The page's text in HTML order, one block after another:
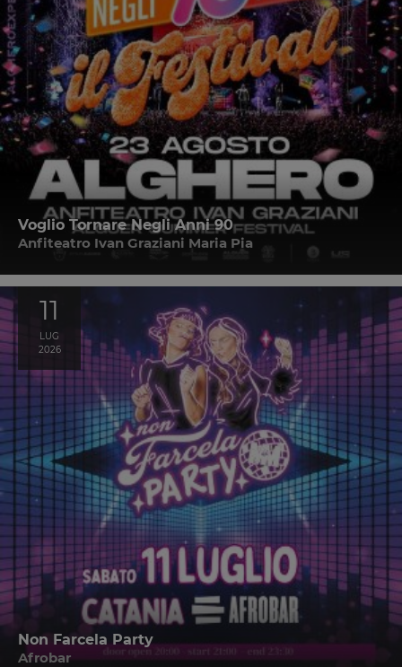
Voglio Tornare Negli Anni 90
Anfiteatro Ivan Graziani Maria Pia
11
LUG
2026
Non Farcela Party
Afrobar